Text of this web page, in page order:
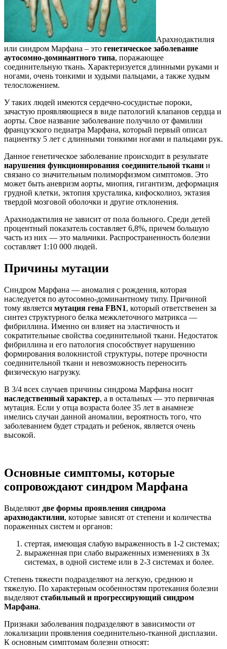
Арахнодактилия
или синдром Марфана – это генетическое заболевание
аутосомно-доминантного типа, поражающее
соединительную ткань. Характеризуется длинными руками и
ногами, очень тонкими и худыми пальцами, а также худым
телосложением.
У таких людей имеются сердечно-сосудистые пороки,
зачастую проявляющиеся в виде патологий клапанов сердца и
аорты. Свое название заболевание получило от фамилии
французского педиатра Марфана, который первый описал
пациентку 5 лет с длинными тонкими ногами и пальцами рук.
Данное генетическое заболевание происходит в результате
нарушения функционирования соединительной ткани и
связано со значительным полиморфизмом симптомов. Это
может быть аневризм аорты, миопия, гигантизм, деформация
грудной клетки, эктопия хрусталика, кифосколиоз, эктазия
твердой мозговой оболочки и другие отклонения.
Арахнодактилия не зависит от пола больного. Среди детей
процентный показатель составляет 6,8%, причем большую
часть из них — это мальчики. Распространенность болезни
составляет 1:10 000 людей.
Причины мутации
Синдром Марфана — аномалия с рождения, которая
наследуется по аутосомно-доминантному типу. Причиной
тому является мутация гена FBN1, который ответственен за
синтез структурного белка межклеточного матрикса —
фибриллина. Именно он влияет на эластичность и
сократительные свойства соединительной ткани. Недостаток
фибриллина и его патология способствует нарушению
формирования волокнистой структуры, потере прочности
соединительной ткани и невозможность переносить
физическую нагрузку.
В 3/4 всех случаев причины синдрома Марфана носит
наследственный характер, а в остальных — это первичная
мутация. Если у отца возраста более 35 лет в анамнезе
имелись случаи данной аномалии, вероятность того, что
заболеванием будет страдать и ребенок, является очень
высокой.
Основные симптомы, которые
сопровождают синдром Марфана
Выделяют две формы проявления синдрома
арахнодактилии, которые зависят от степени и количества
пораженных систем и органов:
стертая, имеющая слабую выраженность в 1-2 системах;
выраженная при слабо выраженных изменениях в 3х
системах, в одной системе или в 2-3 системах и более.
Степень тяжести подразделяют на легкую, среднюю и
тяжелую. По характерным особенностям протекания болезни
выделяют стабильный и прогрессирующий синдром
Марфана.
Признаки заболевания подразделяют в зависимости от
локализации проявления соединительно-тканной дисплазии.
К основным симптомам болезни относят: